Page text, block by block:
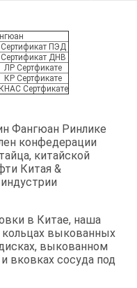
Сертификат ПЭД
Сертификат ДНВ
ЛР Сертфикате
КР Сертфикате
КНАС Сертфикате
Фангюан Ринлике
конфедерации
китайской
Китая &
в Китае, наша
кольцах выкованных
выкованном
вковках сосуда под